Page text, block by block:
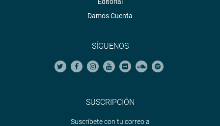
Damos Cuenta
SÍGUENOS
SUSCRIPCIÓN
Suscríbete con tu correo a